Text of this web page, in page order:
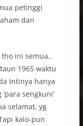
petinggi
dan
ini semua..
1965 waktu
Intinya hanya
sengkuni’
selamat, yg
kalo-pun